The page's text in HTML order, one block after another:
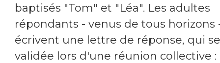
baptisés "Tom" et "Léa". Les adultes
répondants - venus de tous horizons
écrivent une lettre de réponse, qui
validée lors d'une réunion collective :